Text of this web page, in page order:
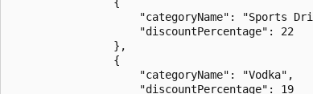
"categoryName": "Sports
                    "discountPercentage": 22
                },
                {
                    "categoryName": "Vodka",
                    "discountPercentage": 19